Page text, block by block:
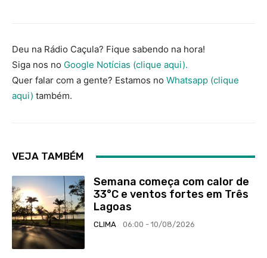
Deu na Rádio Caçula? Fique sabendo na hora!
Siga nos no Google Notícias (clique aqui).
Quer falar com a gente? Estamos no Whatsapp (clique
aqui) também.
VEJA TAMBÉM
Semana começa com calor de
33°C e ventos fortes em Três
Lagoas
CLIMA 06:00 - 10/08/2026